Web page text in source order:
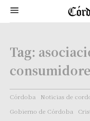
Tag:
Córdoba Noticias de
Gobierno de Córdoba